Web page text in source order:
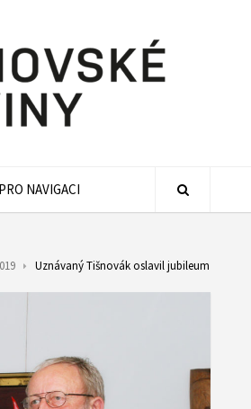
NAVIGACI
Uznávaný Tišnovák oslavil jubileum